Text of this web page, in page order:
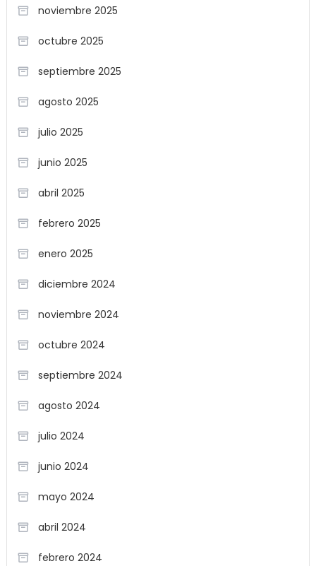
noviembre 2025
octubre 2025
septiembre 2025
agosto 2025
julio 2025
junio 2025
abril 2025
febrero 2025
enero 2025
diciembre 2024
noviembre 2024
octubre 2024
septiembre 2024
agosto 2024
julio 2024
junio 2024
mayo 2024
abril 2024
febrero 2024